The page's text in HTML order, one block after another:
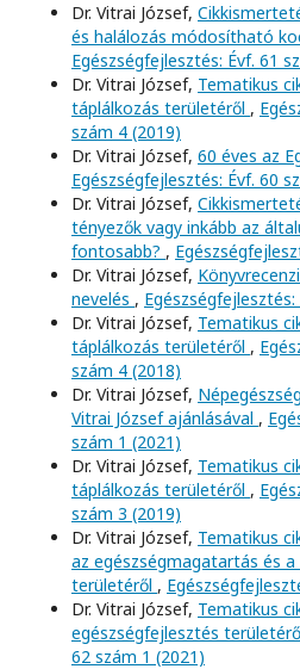
Dr. Vitrai József,
és halálozás módosítható
Egészségfejlesztés: Évf. 61
Dr. Vitrai József, Tematikus
táplálkozás területéről ,
szám 4 (2019)
Dr. Vitrai József, 60 éves az
Egészségfejlesztés: Évf. 60
Dr. Vitrai József,
tényezők vagy inkább az
fontosabb? ,
Dr. Vitrai József,
nevelés ,
Dr. Vitrai József, Tematikus
táplálkozás területéről ,
szám 4 (2018)
Dr. Vitrai József,
Vitrai József ajánlásával ,
szám 1 (2021)
Dr. Vitrai József, Tematikus
táplálkozás területéről ,
szám 3 (2019)
Dr. Vitrai József, Tematikus
az egészségmagatartás és
területéről ,
Dr. Vitrai József, Tematikus
egészségfejlesztés
62 szám 1 (2021)